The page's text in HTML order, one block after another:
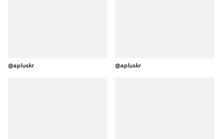
@apluskr @apluskr